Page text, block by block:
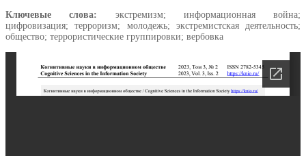
Ключевые слова: экстремизм; информационная война;
цифровизация; терроризм; молодежь; экстремистская деятельность;
общество; террористические группировки; вербовка